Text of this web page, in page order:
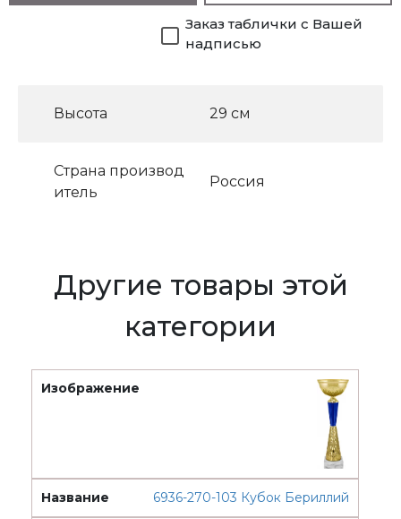
Заказ таблички с Вашей
надписью
Высота 29 см
Страна производ
итель
Россия
Другие товары этой
категории
6936-270-103 Кубок Бериллий